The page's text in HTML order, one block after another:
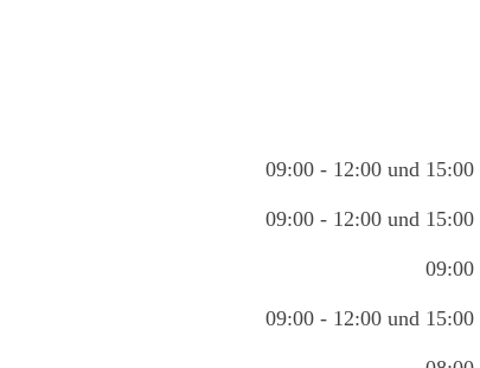
09:00 - 12:00 und 15:00
09:00 - 12:00 und 15:00
09:00
09:00 - 12:00 und 15:00